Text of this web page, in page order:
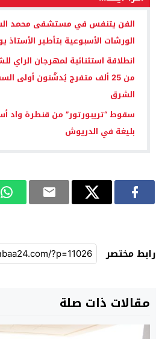
الفن يتنفس في مستشفى محمد
الورشات الأسبوعية بتأطير
من 25 ألف متفرج يُدشّنون أولى
الشرق
سقوط “تريبورتور” من قنطرة واد
بليغة في الدريوش
رابط مختصر
مقالات ذات صلة